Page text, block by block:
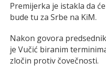
Premijerka je istakla da
bude tu za Srbe na KiM.
Nakon govora
je Vučić biranim
zločin protiv čovečnosti.